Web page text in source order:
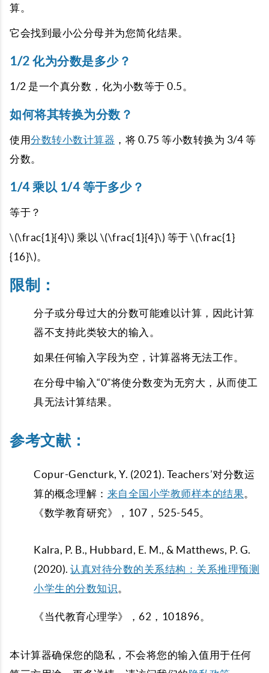
算。
它会找到最小公分母并为您简化结果。
1/2 化为分数是多少？
1/2 是一个真分数，化为小数等于 0.5。
如何将其转换为分数？
使用分数转小数计算器 ，将 0.75 等小数转换为 3/4 等
分数。
1/4 乘以 1/4 等于多少？
等于？
\(\frac{1}{4}\) 乘以 \(\frac{1}{4}\) 等于 \(\frac{1}
{16}\)。
限制：
分子或分母过大的分数可能难以计算，因此计算
器不支持此类较大的输入。
如果任何输入字段为空，计算器将无法工作。
在分母中输入“0”将使分数变为无穷大，从而使工
具无法计算结果。
参考文献：
Copur-Gencturk, Y. (2021). Teachers’对分数运
算的概念理解： 来自全国小学教师样本的结果。
《数学教育研究》，107，525-545。
Kalra, P. B., Hubbard, E. M., & Matthews, P. G.
(2020). 认真对待分数的关系结构：关系推理预测
小学生的分数知识 。
《当代教育心理学》，62，101896。
本计算器确保您的隐私，不会将您的输入值用于任何